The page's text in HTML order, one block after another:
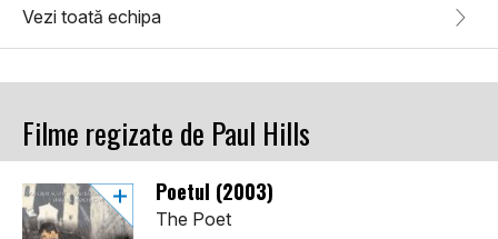
Vezi toată echipa
Filme regizate de Paul Hills
Poetul (2003)
The Poet